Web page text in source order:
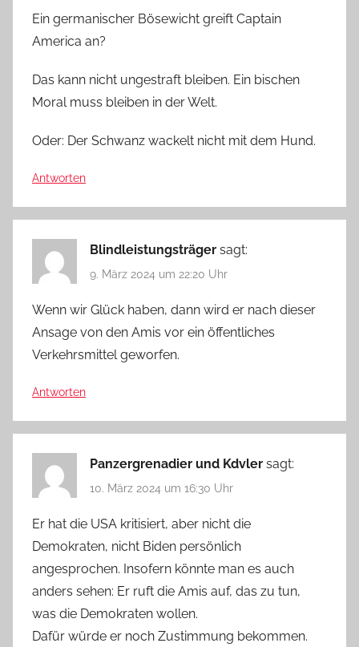
Ein germanischer Bösewicht greift Captain
America an?
Das kann nicht ungestraft bleiben. Ein bischen
Moral muss bleiben in der Welt.
Oder: Der Schwanz wackelt nicht mit dem Hund.
Antworten
Blindleistungsträger sagt:
9. März 2024 um 22:20 Uhr
Wenn wir Glück haben, dann wird er nach dieser
Ansage von den Amis vor ein öffentliches
Verkehrsmittel geworfen.
Antworten
Panzergrenadier und Kdvler sagt:
10. März 2024 um 16:30 Uhr
Er hat die USA kritisiert, aber nicht die
Demokraten, nicht Biden persönlich
angesprochen. Insofern könnte man es auch
anders sehen: Er ruft die Amis auf, das zu tun,
was die Demokraten wollen.
Dafür würde er noch Zustimmung bekommen.